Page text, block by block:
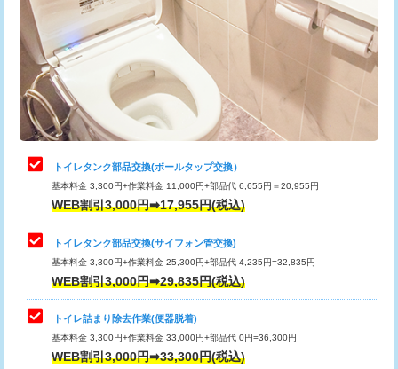
トイレタンク部品交換(ボールタップ交換）
基本料金 3,300円+作業料金 11,000円+部品代 6,655円＝20,955円
WEB割引3,000円➡17,955円(税込)
トイレタンク部品交換(サイフォン管交換)
基本料金 3,300円+作業料金 25,300円+部品代 4,235円=32,835円
WEB割引3,000円➡29,835円(税込)
トイレ詰まり除去作業(便器脱着)
基本料金 3,300円+作業料金 33,000円+部品代 0円=36,300円
WEB割引3,000円➡33,300円(税込)